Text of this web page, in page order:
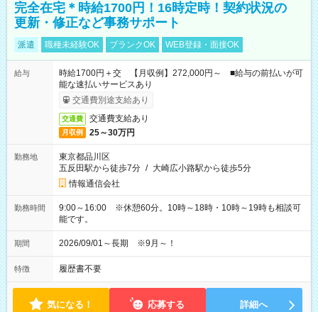
完全在宅＊時給1700円！16時定時！契約状況の
更新・修正など事務サポート
派遣 職種未経験OK ブランクOK WEB登録・面接OK
給与
時給1700円＋交 【月収例】272,000円～ ■給与の前払いが可
能な速払いサービスあり
交通費別途支給あり
交通費 交通費支給あり
月収例 25～30万円
勤務地
東京都品川区
五反田駅から徒歩7分 / 大崎広小路駅から徒歩5分
情報通信会社
勤務時間
9:00～16:00 ※休憩60分。10時～18時・10時～19時も相談可
能です。
期間 2026/09/01～長期 ※9月～！
特徴 履歴書不要
気になる！ 応募する 詳細へ